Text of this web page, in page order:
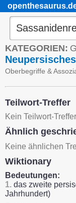
KATEGORIEN:
Oberbegriffe &
Teilwort-Treffer
Kein Teilwort-Treffer
Ähnlich
Keine ähnlichen
Wiktionary
Bedeutungen:
1. das zweite
Jahrhundert)